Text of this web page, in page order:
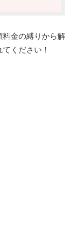
料金の縛りから解
ください！